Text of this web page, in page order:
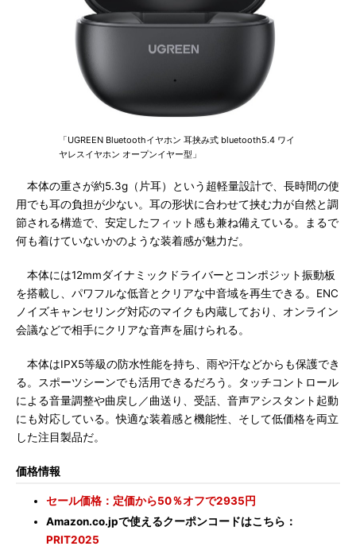
「UGREEN Bluetoothイヤホン 耳挟み式 bluetooth5.4 ワイ
ヤレスイヤホン オープンイヤー型」
本体の重さが約5.3g（片耳）という超軽量設計で、長時間の使
用でも耳の負担が少ない。耳の形状に合わせて挟む力が自然と調
節される構造で、安定したフィット感も兼ね備えている。まるで
何も着けていないかのような装着感が魅力だ。
本体には12mmダイナミックドライバーとコンポジット振動板
を搭載し、パワフルな低音とクリアな中音域を再生できる。ENC
ノイズキャンセリング対応のマイクも内蔵しており、オンライン
会議などで相手にクリアな音声を届けられる。
本体はIPX5等級の防水性能を持ち、雨や汗などからも保護でき
る。スポーツシーンでも活用できるだろう。タッチコントロール
による音量調整や曲戻し／曲送り、受話、音声アシスタント起動
にも対応している。快適な装着感と機能性、そして低価格を両立
した注目製品だ。
価格情報
セール価格：定価から50％オフで2935円
Amazon.co.jpで使えるクーポンコードはこちら：
PRIT2025